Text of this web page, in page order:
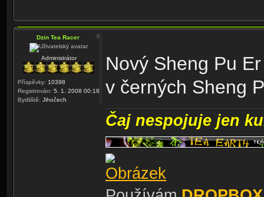
Dzin Tea Racer
Administrátor
Příspěvky: 10398
Registrován: 5. 1. 2008 00:18
Bydliště: Jihočech
Nový Sheng Pu
v černých Sheng
Čaj nespojuje jen